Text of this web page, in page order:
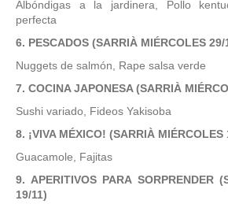
Albóndigas a la jardinera, Pollo
perfecta
6. PESCADOS (SARRIÀ MIÉRCOLES 29/
Nuggets de salmón, Rape salsa verde
7. COCINA JAPONESA (SARRIÀ
Sushi variado, Fideos Yakisoba
8. ¡VIVA MÉXICO! (SARRIÀ MIÉRCOLES
Guacamole, Fajitas
9. APERITIVOS PARA SORPRENDER(
19/11)